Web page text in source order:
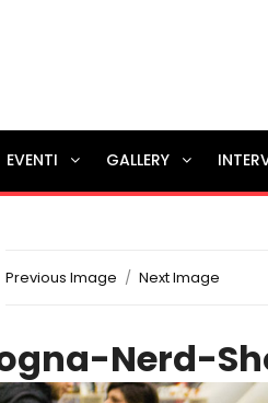
EVENTI GALLERY
Previous Image Next Image
Nerd-